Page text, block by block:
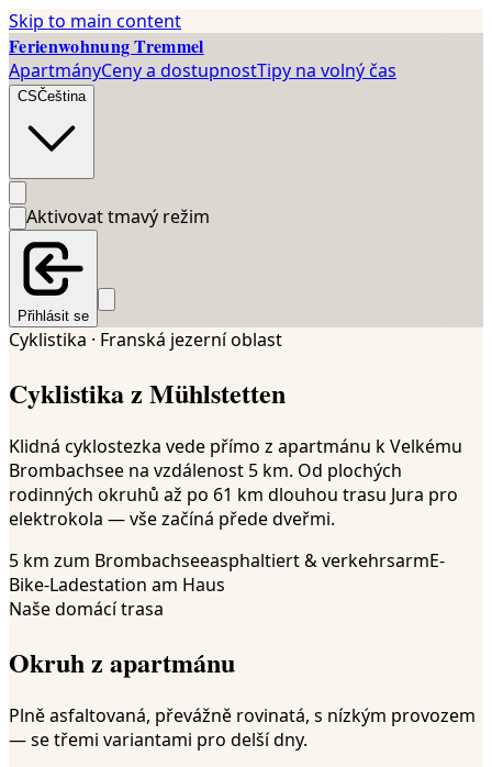
Skip to main content
Ferienwohnung Tremmel
ApartmányCeny a dostupnostTipy na volný čas
CSČeština
Aktivovat tmavý režim
Přihlásit se
Cyklistika · Franská jezerní oblast
Cyklistika z Mühlstetten
Klidná cyklostezka vede přímo z apartmánu k Velkému
Brombachsee na vzdálenost 5 km. Od plochých
rodinných okruhů až po 61 km dlouhou trasu Jura pro
elektrokola — vše začíná přede dveřmi.
5 km zum Brombachseeasphaltiert & verkehrsarmE-
Bike-Ladestation am Haus
Naše domácí trasa
Okruh z apartmánu
Plně asfaltovaná, převážně rovinatá, s nízkým provozem
— se třemi variantami pro delší dny.